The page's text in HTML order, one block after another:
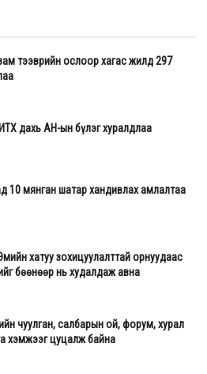
тээврийн ослоор хагас жилд 297
дахь АН-ын бүлэг хуралдлаа
10 мянган шатар хандивлах амлалтаа
хатуу зохицуулалттай орнуудаас
бөөнөөр нь худалдаж авна
чуулган, салбарын ой, форум, хурал
хэмжээг цуцалж байна